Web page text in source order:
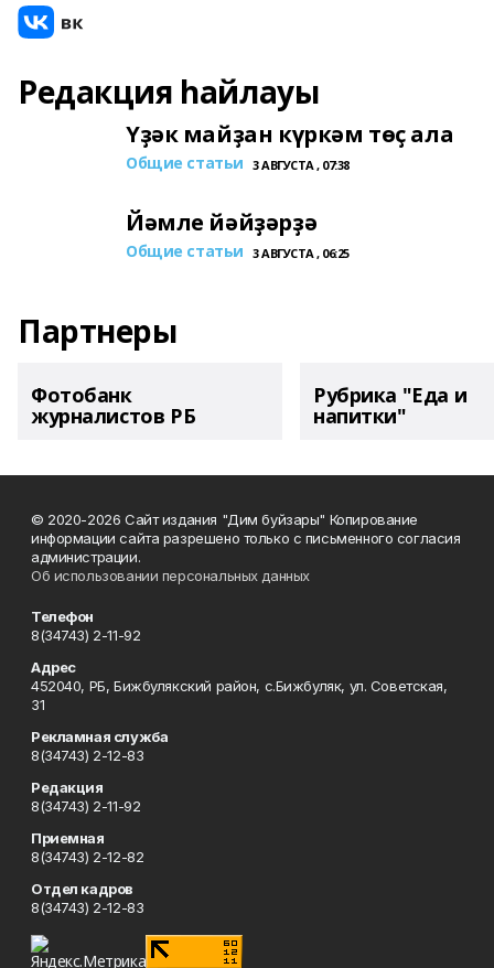
Редакция һайлауы
Үҙәк майҙан күркәм төҫ ала
Общие статьи 3 АВГУСТА , 07:38
Йәмле йәйҙәрҙә
Общие статьи 3 АВГУСТА , 06:25
Партнеры
Фотобанк
журналистов РБ
Рубрика "Еда и
напитки"
© 2020-2026 Сайт издания "Дим буйзары" Копирование
информации сайта разрешено только с письменного согласия
администрации.
Об использовании персональных данных
Телефон
8(34743) 2-11-92
Адрес
452040, РБ, Бижбулякский район, с.Бижбуляк, ул. Советская,
31
Рекламная служба
8(34743) 2-12-83
Редакция
8(34743) 2-11-92
Приемная
8(34743) 2-12-82
Отдел кадров
8(34743) 2-12-83